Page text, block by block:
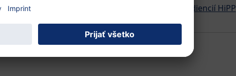
Objavte vyhľadávač BIO ingrediencií HiPP